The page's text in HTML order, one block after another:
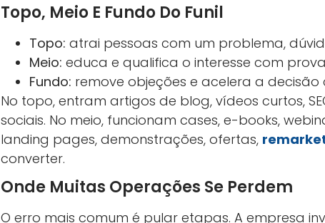
Topo, Meio E Fundo Do Funil
Topo: atrai pessoas com um problema,
Meio: educa e qualifica o interesse com
Fundo: remove objeções e acelera a decisão
No topo, entram artigos de blog, vídeos curtos,
sociais. No meio, funcionam cases, e-books,
landing pages, demonstrações, ofertas,
converter.
Onde Muitas Operações Se Perdem
O erro mais comum é pular etapas. A empresa